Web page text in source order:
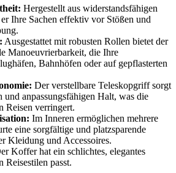
Hergestellt aus widerstandsfähigen
Ihre Sachen effektiv vor Stößen und
Ausgestattet mit robusten Rollen bietet der
Manoeuvrierbarkeit, die Ihre
Bahnhöfen oder auf gepflasterten
Der verstellbare Teleskopgriff sorgt
und anpassungsfähigen Halt, was die
Reisen verringert.
Im Inneren ermöglichen mehrere
eine sorgfältige und platzsparende
Kleidung und Accessoires.
Koffer hat ein schlichtes, elegantes
Reisestilen passt.